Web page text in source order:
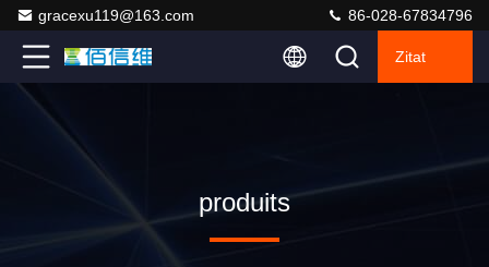
gracexu119@163.com 86-028-67834796
Zitat
produits